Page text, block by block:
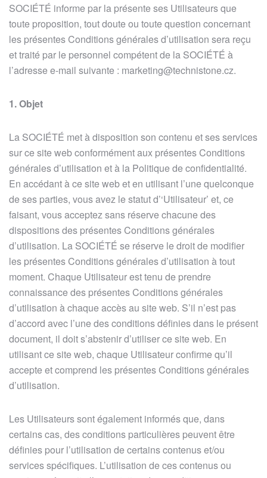
SOCIÉTÉ informe par la présente ses Utilisateurs que
toute proposition, tout doute ou toute question concernant
les présentes Conditions générales d’utilisation sera reçu
et traité par le personnel compétent de la SOCIÉTÉ à
l’adresse e-mail suivante : marketing@technistone.cz.
1. Objet
La SOCIÉTÉ met à disposition son contenu et ses services
sur ce site web conformément aux présentes Conditions
générales d’utilisation et à la Politique de confidentialité.
En accédant à ce site web et en utilisant l’une quelconque
de ses parties, vous avez le statut d’‘Utilisateur’ et, ce
faisant, vous acceptez sans réserve chacune des
dispositions des présentes Conditions générales
d’utilisation. La SOCIÉTÉ se réserve le droit de modifier
les présentes Conditions générales d’utilisation à tout
moment. Chaque Utilisateur est tenu de prendre
connaissance des présentes Conditions générales
d’utilisation à chaque accès au site web. S’il n’est pas
d’accord avec l’une des conditions définies dans le présent
document, il doit s’abstenir d’utiliser ce site web. En
utilisant ce site web, chaque Utilisateur confirme qu’il
accepte et comprend les présentes Conditions générales
d’utilisation.
Les Utilisateurs sont également informés que, dans
certains cas, des conditions particulières peuvent être
définies pour l’utilisation de certains contenus et/ou
services spécifiques. L’utilisation de ces contenus ou